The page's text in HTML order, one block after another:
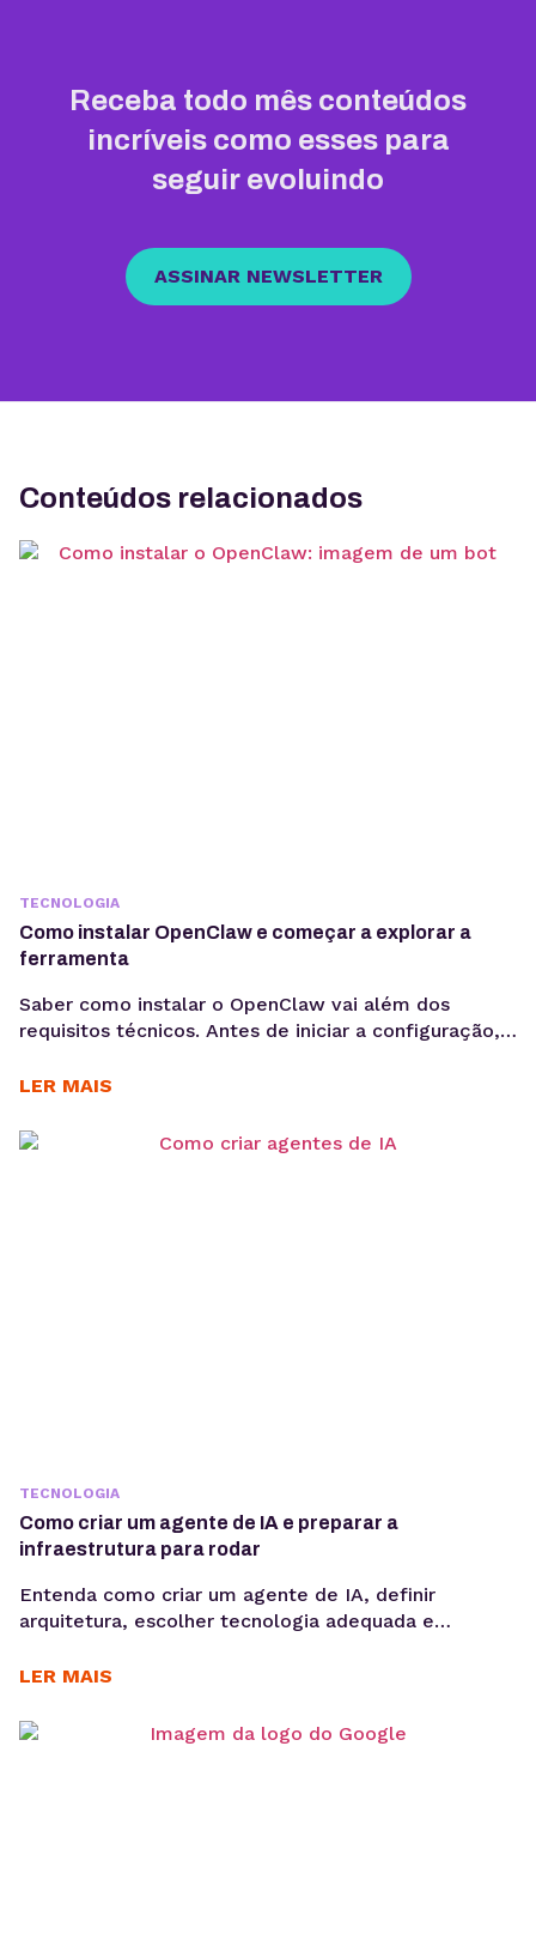
Receba todo mês conteúdos
incríveis como esses para
seguir evoluindo
ASSINAR NEWSLETTER
Conteúdos relacionados
TECNOLOGIA
Como instalar OpenClaw e começar a explorar a
ferramenta
Saber como instalar o OpenClaw vai além dos
requisitos técnicos. Antes de iniciar a configuração,
casos de uso e como a ferramenta pode contribuir
OpenClaw centraliza a criação e operação de
LER MAIS
TECNOLOGIA
Como criar um agente de IA e preparar a
infraestrutura para rodar
Entenda como criar um agente de IA, definir
arquitetura, escolher tecnologia adequada e
considerando integrações, observabilidade, custos
vai além de escolher um modelo de linguagem ou
LER MAIS